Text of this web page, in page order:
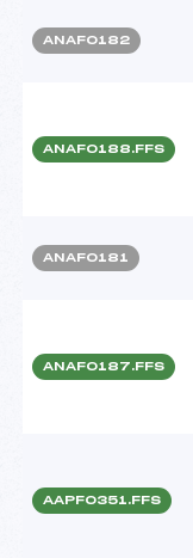
ANAF0182
ANAF0188.FFS
ANAF0181
ANAF0187.FFS
AAPF0351.FFS